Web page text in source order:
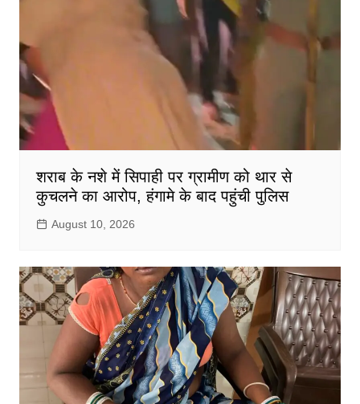
शराब के नशे में सिपाही पर ग्रामीण को थार से
कुचलने का आरोप, हंगामे के बाद पहुंची पुलिस
August 10, 2026